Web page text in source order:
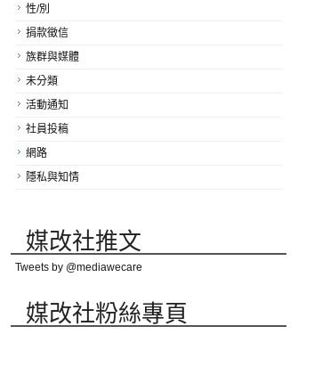
性/別
捐款徵信
族群與媒體
未分類
活動通知
社員投稿
網路
隱私與知情
媒改社推文
Tweets by @mediawecare
媒改社粉絲專頁